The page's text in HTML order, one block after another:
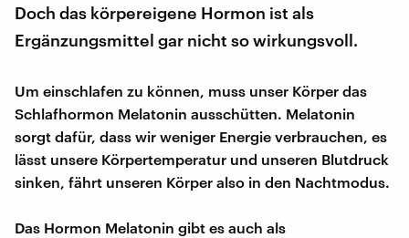
Doch das körpereigene Hormon ist als
Ergänzungsmittel gar nicht so wirkungsvoll.
Um einschlafen zu können, muss unser Körper das
Schlafhormon Melatonin ausschütten. Melatonin
sorgt dafür, dass wir weniger Energie verbrauchen, es
lässt unsere Körpertemperatur und unseren Blutdruck
sinken, fährt unseren Körper also in den Nachtmodus.
Das Hormon Melatonin gibt es auch als